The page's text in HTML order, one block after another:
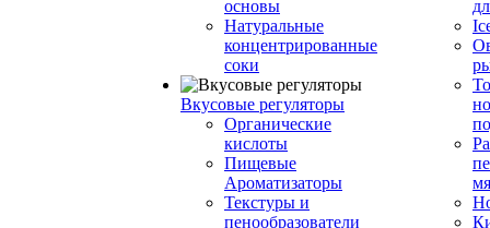
основы
Натуральные
концентрированные
соки
Вкусовые регуляторы
Органические
кислоты
Пищевые
Ароматизаторы
Текстуры и
пенообразователи